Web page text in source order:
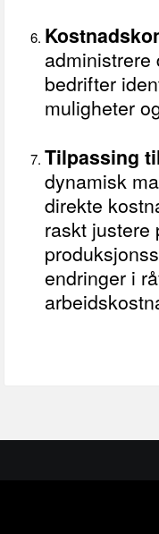
administrere
bedrifter
muligheter
Tilpassing
dynamisk
direkte
raskt justere
endringer i